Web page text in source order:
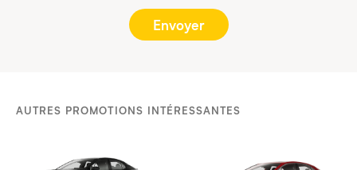
AUTRES PROMOTIONS INTÉRESSANTES